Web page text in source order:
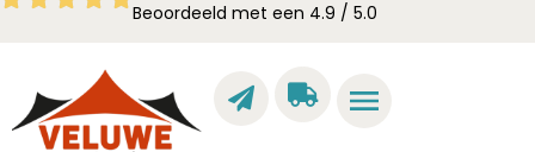
Beoordeeld met een 4.9 / 5.0